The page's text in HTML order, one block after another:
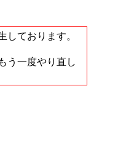
しております。
う一度やり直し